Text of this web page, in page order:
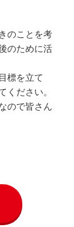
のことを考
のために活
標を立て
ください。
ので皆さん